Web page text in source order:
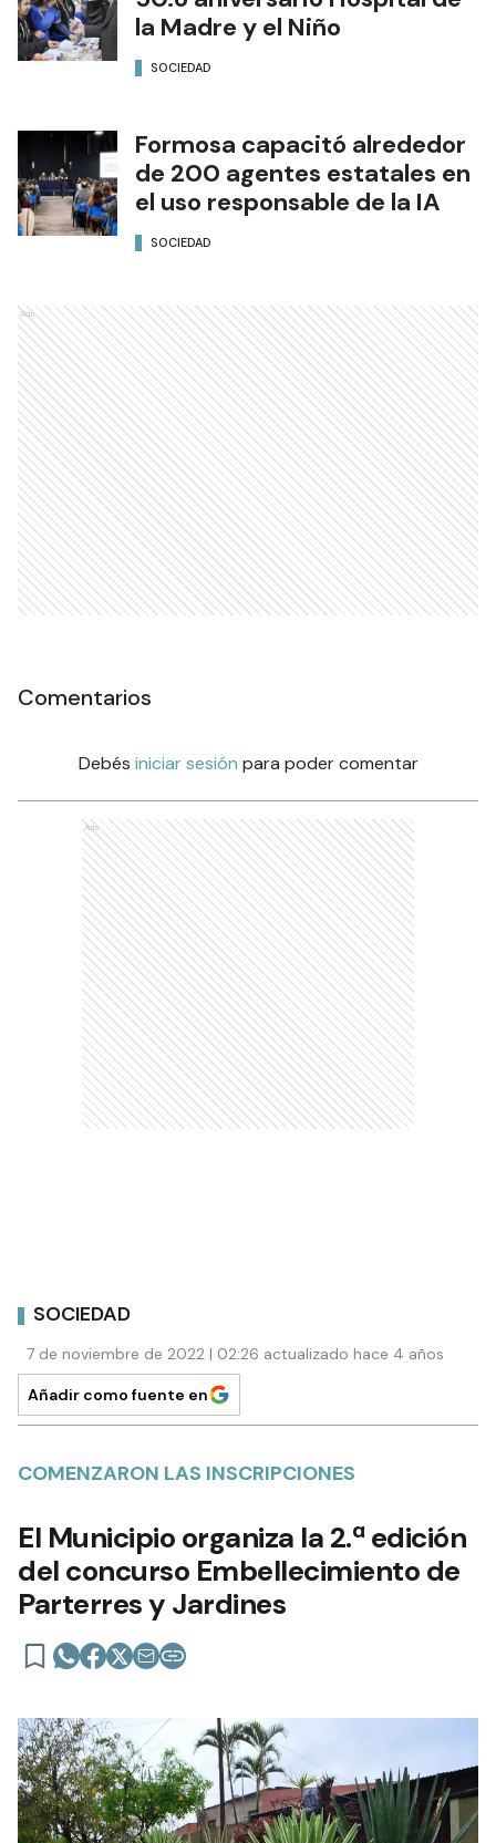
la Madre y el Niño
SOCIEDAD
Formosa capacitó alrededor
de 200 agentes estatales en
el uso responsable de la IA
SOCIEDAD
Ads
Comentarios
Debés iniciar sesión para poder comentar
Ads
SOCIEDAD
7 de noviembre de 2022 | 02:26 actualizado hace 4 años
Añadir como fuente en
COMENZARON LAS INSCRIPCIONES
El Municipio organiza la 2.ª edición
del concurso Embellecimiento de
Parterres y Jardines